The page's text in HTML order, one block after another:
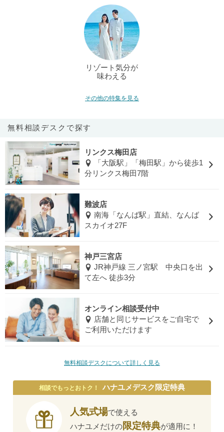
リゾート気分が
味わえる
その他の特集を見る
無料相談デスクで探す
リンクス梅田店
「大阪駅」「梅田駅」から徒歩1
分リンクス梅田7階
難波店
南海「なんば駅」直結、なんば
スカイオ27F
神戸三宮店
JR神戸線 三ノ宮駅 中央口を出
て左へ 徒歩3分
オンライン相談受付中
店舗と同じサービスをご自宅で
ご利用いただけます
無料相談デスクについて詳しく見る
相談でもっとおトク！ ハナユメデスク限定特典
人気式場で使える
ハナユメだけの限定特典が適用に！